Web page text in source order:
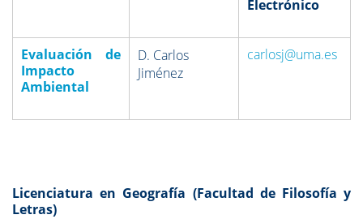
Electrónico
Evaluación de
Impacto
Ambiental
D. Carlos
Jiménez
carlosj@uma.es
Licenciatura en Geografía (Facultad de Filosofía y
Letras)